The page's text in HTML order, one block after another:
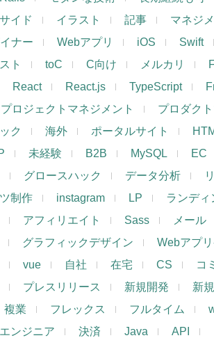
イド
イラスト 記事 マネジ
ナー
Webアプリ iOS Swift
ト
toC C向け メルカリ
React React.js TypeScript
プロジェクトマネジメント プロダク
ク
海外 ポータルサイト
未経験 B2B MySQL EC
グロースハック データ分析
制作
instagram LP ランディ
アフィリエイト Sass メール
グラフィックデザイン Webアプ
vue 自社 在宅 CS コ
プレスリリース 新規開発 新規
複業 フレックス フルタイム
ンジニア
決済 Java API